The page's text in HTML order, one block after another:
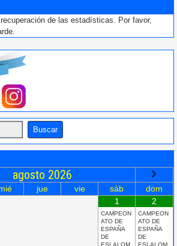
de las estadísticas. Por favor,
agosto 2026
jue vie sáb
dom
1
CAMPEON
ATO DE
ESPAÑA
DE
ESLALOM
2
CAMPEON
ATO DE
ESPAÑA
DE
ESLALOM